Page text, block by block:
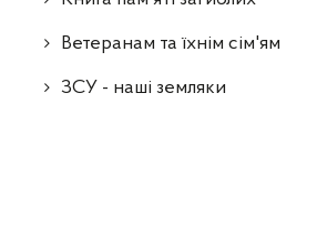
Ветеранам та їхнім сім'ям
ЗСУ - наші земляки